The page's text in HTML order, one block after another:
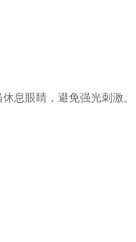
息眼睛，避免强光刺激。